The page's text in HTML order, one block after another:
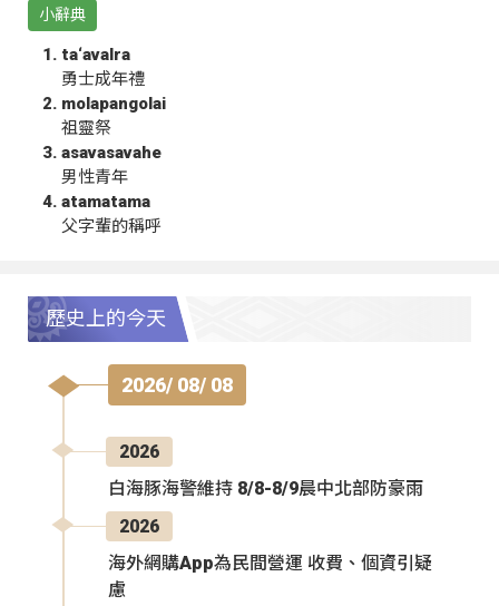
小辭典
ta‘avalra
勇士成年禮
molapangolai
祖靈祭
asavasavahe
男性青年
atamatama
父字輩的稱呼
歷史上的今天
2026/ 08/ 08
2026
白海豚海警維持 8/8-8/9晨中北部防豪雨
2026
海外網購App為民間營運 收費、個資引疑
慮